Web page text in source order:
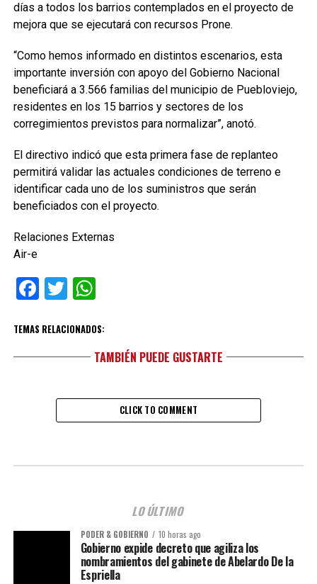
días a todos los barrios contemplados en el proyecto de
mejora que se ejecutará con recursos Prone.
“Como hemos informado en distintos escenarios, esta
importante inversión con apoyo del Gobierno Nacional
beneficiará a 3.566 familias del municipio de Puebloviejo,
residentes en los 15 barrios y sectores de los
corregimientos previstos para normalizar”, anotó.
El directivo indicó que esta primera fase de replanteo
permitirá validar las actuales condiciones de terreno e
identificar cada uno de los suministros que serán
beneficiados con el proyecto.
Relaciones Externas
Air-e
Facebook
TwitterWhatsApp
TEMAS RELACIONADOS:
TAMBIÉN PUEDE GUSTARTE
CLICK TO COMMENT
LO ÚLTIMO
PODER & GOBIERNO 10 horas ago
Gobierno expide decreto que agiliza los
nombramientos del gabinete de Abelardo De la
Espriella